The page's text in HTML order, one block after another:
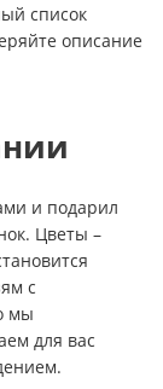
список
описание
и подарил
Цветы –
с
мы
для вас